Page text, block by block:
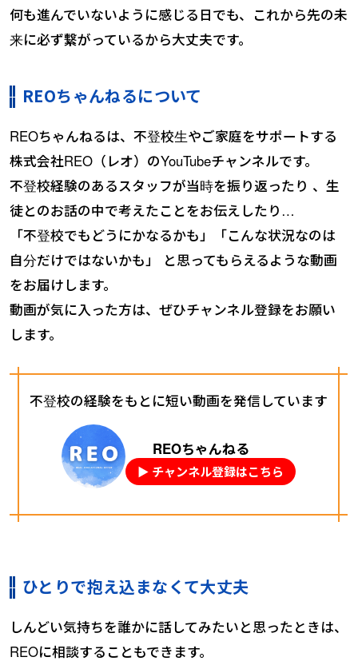
何も進んでいないように感じる日でも、これから先の未
来に必ず繋がっているから大丈夫です。
REOちゃんねるについて
REOちゃんねるは、不登校生やご家庭をサポートする
株式会社REO（レオ）のYouTubeチャンネルです。
不登校経験のあるスタッフが当時を振り返ったり 、生
徒とのお話の中で考えたことをお伝えしたり…
「不登校でもどうにかなるかも」「こんな状況なのは
自分だけではないかも」 と思ってもらえるような動画
をお届けします。
動画が気に入った方は、ぜひチャンネル登録をお願い
します。
不登校の経験をもとに短い動画を発信しています
REOちゃんねる
▶ チャンネル登録はこちら
ひとりで抱え込まなくて大丈夫
しんどい気持ちを誰かに話してみたいと思ったときは、
REOに相談することもできます。